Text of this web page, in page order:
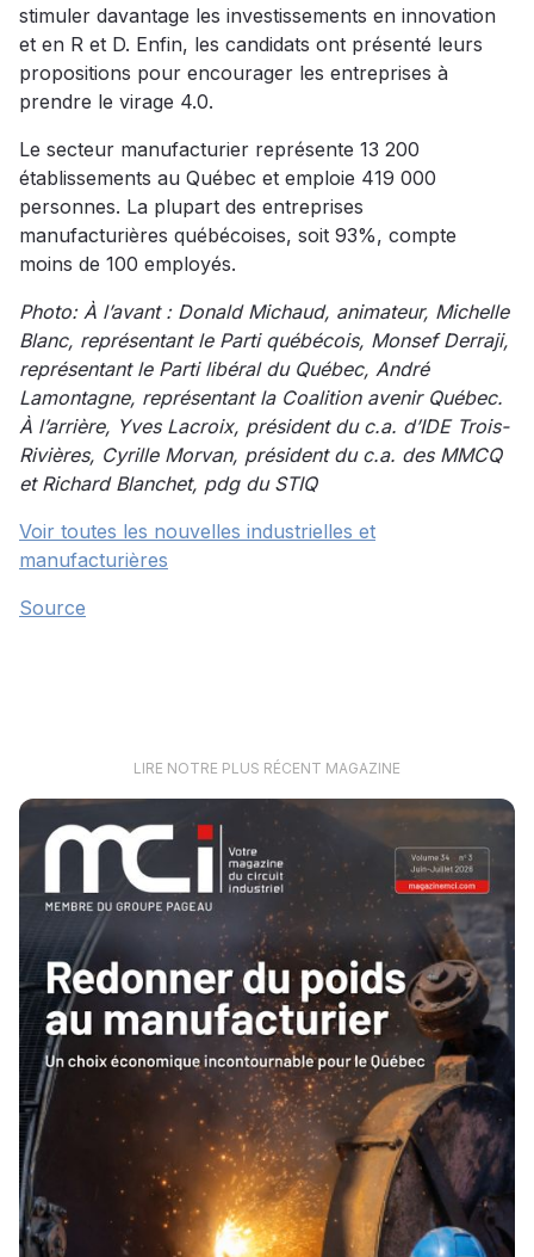
stimuler davantage les investissements en innovation
et en R et D. Enfin, les candidats ont présenté leurs
propositions pour encourager les entreprises à
prendre le virage 4.0.
Le secteur manufacturier représente 13 200
établissements au Québec et emploie 419 000
personnes. La plupart des entreprises
manufacturières québécoises, soit 93%, compte
moins de 100 employés.
Photo: À l’avant : Donald Michaud, animateur, Michelle
Blanc, représentant le Parti québécois, Monsef Derraji,
représentant le Parti libéral du Québec, André
Lamontagne, représentant la Coalition avenir Québec.
À l’arrière, Yves Lacroix, président du c.a. d’IDE Trois-
Rivières, Cyrille Morvan, président du c.a. des MMCQ
et Richard Blanchet, pdg du STIQ
Voir toutes les nouvelles industrielles et
manufacturières
Source
LIRE NOTRE PLUS RÉCENT MAGAZINE